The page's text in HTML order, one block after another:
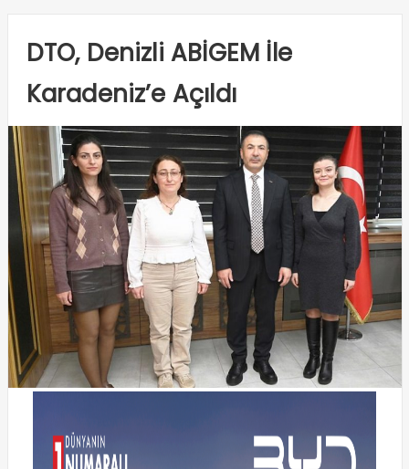
DTO, Denizli ABİGEM İle
Karadeniz’e Açıldı